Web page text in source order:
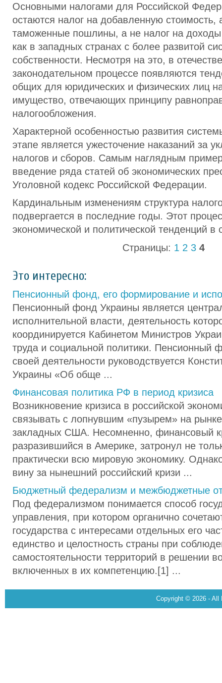
Основными налогами для Российской
остаются налог на добавленную стоимость,
таможенные пошлины, а не налог на
как в западных странах с более развитой
собственности. Несмотря на это, в
законодательном процессе появляются
общих для юридических и физических лиц
имущество, отвечающих принципу
налогообложения.
Характерной особенностью развития
этапе является ужесточение наказаний за
налогов и сборов. Самым наглядным
введение ряда статей об экономических
Уголовной кодекс Российской Федерации.
Кардинальным изменениям структура
подвергается в последние годы. Этот
экономической и политической тенденций в
Страницы: 1 2 3 4
Это интересно:
Пенсионный фонд, его формирование и
Пенсионный фонд Украины является
исполнительной власти, деятельность
координируется Кабинетом Министров
труда и социальной политики. Пенсионный
своей деятельности руководствуется
Украины «Об обще ...
Финансовая политика РФ в период кризиса
Возникновение кризиса в российской
связывать с лопнувшим «пузырем» на
закладных США. Несомненно, финансовый
разразившийся в Америке, затронул не
практически всю мировую экономику.
вину за нынешний российский кризи ...
Бюджетный федерализм и межбюджетные
Под федерализмом понимается способ
управления, при котором органично
государства с интересами отдельных его
единство и целостность страны при
самостоятельности территорий в решении
включенных в их компетенцию.[1] ...
Copyright © 2026 - All